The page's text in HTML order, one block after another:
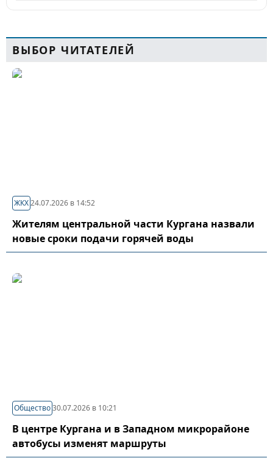
ВЫБОР ЧИТАТЕЛЕЙ
ЖКХ24.07.2026 в 14:52
Жителям центральной части Кургана назвали
новые сроки подачи горячей воды
Общество30.07.2026 в 10:21
В центре Кургана и в Западном микрорайоне
автобусы изменят маршруты